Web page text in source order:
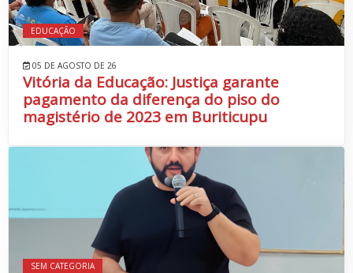
EDUCAÇÃO
05 DE AGOSTO DE 26
Vitória da Educação: Justiça garante
pagamento da diferença do piso do
magistério de 2023 em Buriticupu
SEM CATEGORIA